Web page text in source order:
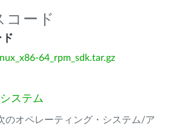
コード
64_rpm_sdk.tar.gz
ステム
のオペレーティング・システム/ア